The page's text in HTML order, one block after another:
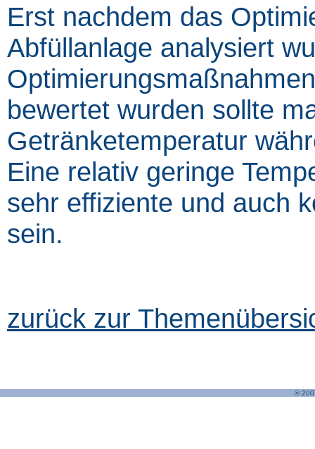
Erst nachdem das
Abfüllanlage analysiert
bewertet wurden sollte
Getränketemperatur
Eine relativ geringe
sehr effiziente und auch
sein.
zurück zur
©